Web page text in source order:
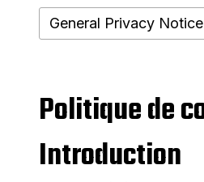
Politique de
Introduction